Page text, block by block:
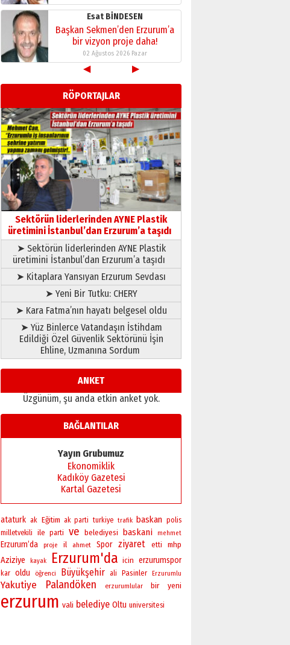
Esat BİNDESEN
Başkan Sekmen’den Erzurum’a
bir vizyon proje daha!
02 Ağustos 2026 Pazar
Kadir SABUNCUOĞLU
Erzurumspor’un köşe taşları
29 Haziran 2026 Pazartesi
Kenan GÜLERCİ
Murat Şahsuvaroğlu ERKON’da
çıtayı yukarı taşırken,
yönetimdekiler aşağı
çekmemeli!
17 Şubat 2026 SalıOrhan BOZKURT
Bir fotoğraf, bir şehir, bir
gazeteci… Dizginler kimin
elinde?
31 Mart 2026 Salı
A. Berhan Yılmaz
BİR BÖLÜM DEĞİL, BİR ÖMÜR
SEÇİYORSUNUZ… “NEDEN
ATATÜRK ÜNİVERSİTESİ?”
28 Temmuz 2026 Salı
Ahmet Gökhan YAZICI
Ahmed Yesevi’den bir
Alperen… ”Reisimiz” idi…
Hakka yürüdü.!
26 Mart 2026 Perşembe
Ardında bıraktığı hatıralarıyla
13 Mayıs 2026 Çarşamba
Esat BİNDESEN
Başkan Sekmen’den Erzurum’a
bir vizyon proje daha!
02 Ağustos 2026 Pazar
◀ ▶
RÖPORTAJLAR
Sektörün liderlerinden AYNE Plastik
üretimini İstanbul’dan Erzurum’a taşıdı
➤ Sektörün liderlerinden AYNE Plastik
üretimini İstanbul’dan Erzurum’a taşıdı
➤ Kitaplara Yansıyan Erzurum Sevdası
➤ Yeni Bir Tutku: CHERY
➤ Kara Fatma’nın hayatı belgesel oldu
➤ Yüz Binlerce Vatandaşın İstihdam
Edildiği Özel Güvenlik Sektörünü İşin
Ehline, Uzmanına Sordum
ANKET
Üzgünüm, şu anda etkin anket yok.
BAĞLANTILAR
Yayın Grubumuz
Ekonomiklik
Kadıköy Gazetesi
Kartal Gazetesi
ataturk ak Eğitim ak parti turkiye trafik baskan polis
milletvekili ile parti ve belediyesi baskani mehmet
Erzurum’da proje il ahmet Spor ziyaret etti mhp
Aziziye kayak Erzurum'da icin erzurumspor
kar oldu öğrenci Büyükşehir ali Pasinler Erzurumlu
Yakutiye Palandöken erzurumlular bir yeni
erzurum vali belediye Oltu universitesi